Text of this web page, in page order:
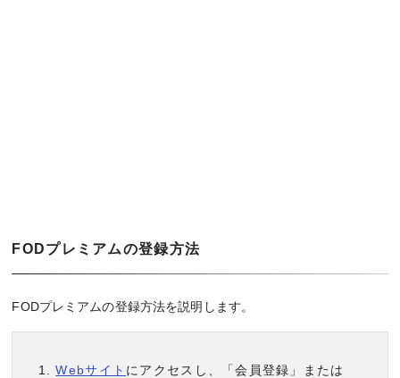
FODプレミアムの登録方法
FODプレミアムの登録方法を説明します。
Webサイト にアクセスし、「会員登録」または